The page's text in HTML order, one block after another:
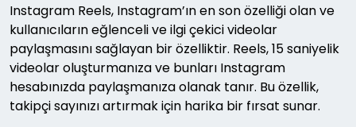
Instagram Reels, Instagram’ın en son özelliği olan ve
kullanıcıların eğlenceli ve ilgi çekici videolar
paylaşmasını sağlayan bir özelliktir. Reels, 15 saniyelik
videolar oluşturmanıza ve bunları Instagram
hesabınızda paylaşmanıza olanak tanır. Bu özellik,
takipçi sayınızı artırmak için harika bir fırsat sunar.